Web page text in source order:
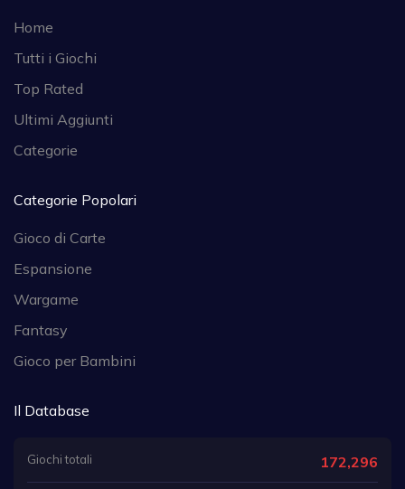
Home
Tutti i Giochi
Top Rated
Ultimi Aggiunti
Categorie
Categorie Popolari
Gioco di Carte
Espansione
Wargame
Fantasy
Gioco per Bambini
Il Database
Giochi totali 172,296